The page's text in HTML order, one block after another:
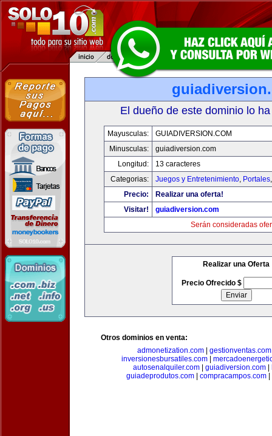
El dueño de este dominio lo
Mayusculas:
GUIADIVERSION.COM
Minusculas:
guiadiversion.com
Longitud:
13 caracteres
Categorias:
Juegos y Entretenimiento, Portales
Precio:
Realizar una oferta!
Visitar!
guiadiversion.com
Serán consideradas
Realizar una Oferta
Precio Ofrecido $
Otros dominios en venta:
admonetization.com| gestionventas.com
inversionesbursatiles.com|
autosenalquiler.com| guiadiversion.com|
guiadeprodutos.com| compracampos.com|